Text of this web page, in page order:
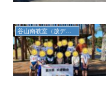
谷山南教室（放デイ）